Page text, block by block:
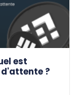
est
?